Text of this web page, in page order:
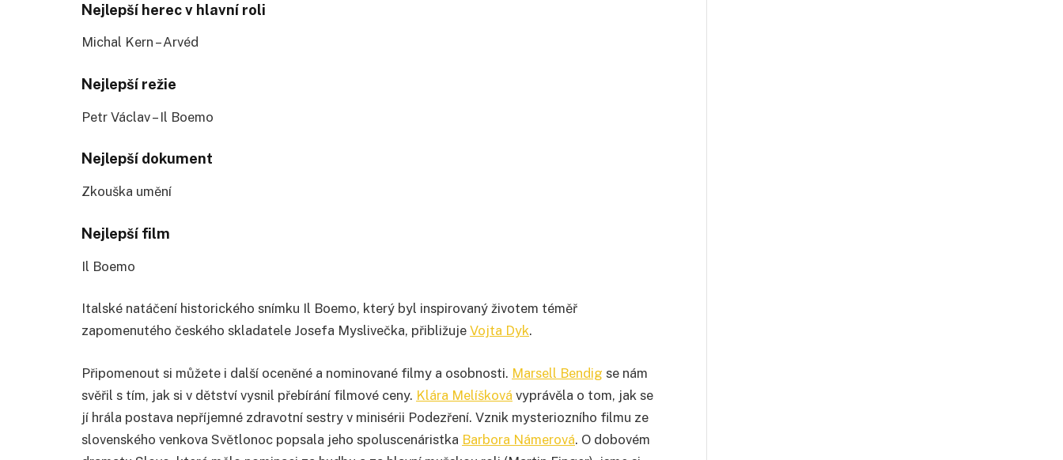
Nejlepší herec v hlavní roli
Michal Kern – Arvéd
Nejlepší režie
Petr Václav – Il Boemo
Nejlepší dokument
Zkouška umění
Nejlepší film
Il Boemo
Italské natáčení historického snímku Il Boemo, který byl inspirovaný životem téměř
zapomenutého českého skladatele Josefa Myslivečka, přibližuje Vojta Dyk.
Připomenout si můžete i další oceněné a nominované filmy a osobnosti. Marsell Bendig se nám
svěřil s tím, jak si v dětství vysnil přebírání filmové ceny. Klára Melíšková vyprávěla o tom, jak se
jí hrála postava nepříjemné zdravotní sestry v minisérii Podezření. Vznik mysteriozního filmu ze
slovenského venkova Světlonoc popsala jeho spoluscenáristka Barbora Námerová. O dobovém